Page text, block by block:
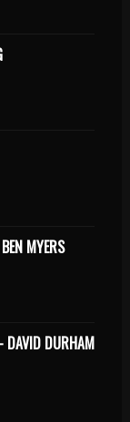
MYERS
DAVID DURHAM